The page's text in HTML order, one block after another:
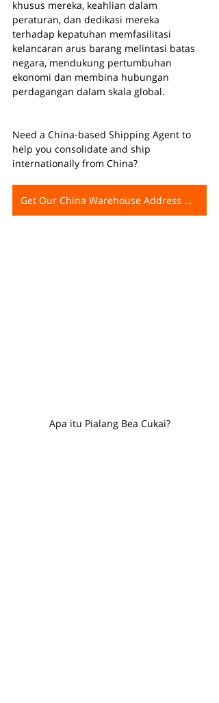
khusus mereka, keahlian dalam
peraturan, dan dedikasi mereka
terhadap kepatuhan memfasilitasi
kelancaran arus barang melintasi batas
negara, mendukung pertumbuhan
ekonomi dan membina hubungan
perdagangan dalam skala global.
Need a China-based Shipping Agent to
help you consolidate and ship
internationally from China?
Get Our China Warehouse Address Now
Apa itu Pialang Bea Cukai?